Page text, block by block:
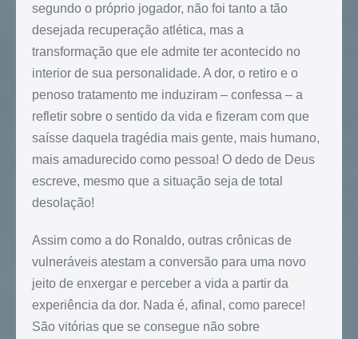
segundo o próprio jogador, não foi tanto a tão
desejada recuperação atlética, mas a
transformação que ele admite ter acontecido no
interior de sua personalidade. A dor, o retiro e o
penoso tratamento me induziram – confessa – a
refletir sobre o sentido da vida e fizeram com que
saísse daquela tragédia mais gente, mais humano,
mais amadurecido como pessoa! O dedo de Deus
escreve, mesmo que a situação seja de total
desolação!
Assim como a do Ronaldo, outras crônicas de
vulneráveis atestam a conversão para uma novo
jeito de enxergar e perceber a vida a partir da
experiência da dor. Nada é, afinal, como parece!
São vitórias que se consegue não sobre